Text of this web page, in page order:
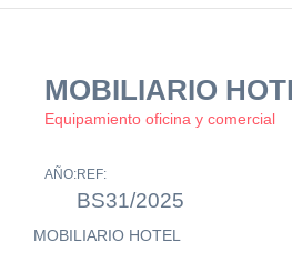
MOBILIARIO
Equipamiento oficina y comercial
AÑO:REF:
BS31/2025
MOBILIARIO HOTEL